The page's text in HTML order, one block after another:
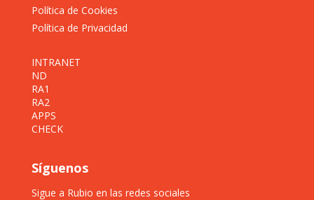
Política de Cookies
Política de Privacidad
INTRANET
ND
RA1
RA2
APPS
CHECK
Síguenos
Sigue a Rubio en las redes sociales